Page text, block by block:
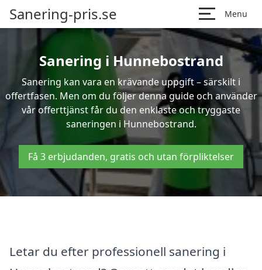
Sanering-pris.se Menu
Sanering i Hunnebostrand
Sanering kan vara en krävande uppgift – särskilt i
offertfasen. Men om du följer denna guide och använder
vår offerttjänst får du den enklaste och tryggaste
saneringen i Hunnebostrand.
Få 3 erbjudanden, gratis och utan förpliktelser
Letar du efter professionell sanering i